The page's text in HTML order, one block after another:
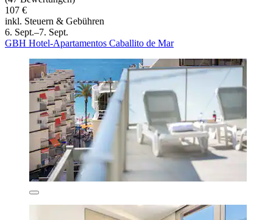
107 €
inkl. Steuern & Gebühren
6. Sept.–7. Sept.
GBH Hotel-Apartamentos Caballito de Mar